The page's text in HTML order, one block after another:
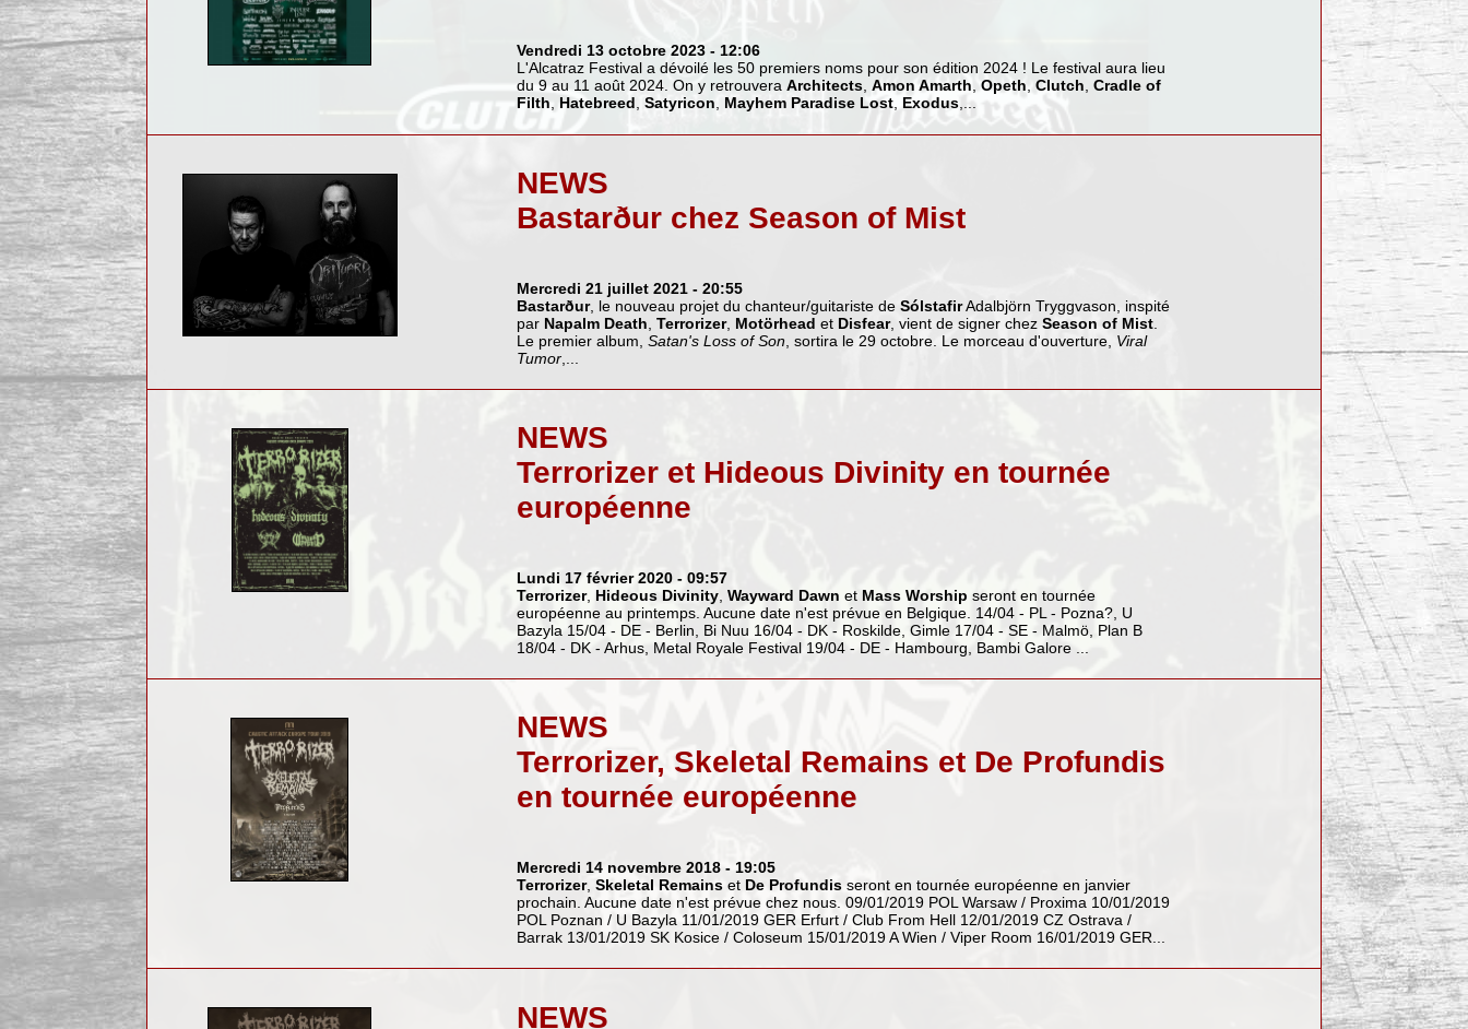
Vendredi 13 octobre 2023 - 12:06
L'Alcatraz Festival a dévoilé les 50 premiers noms pour son édition 2024 ! Le festival aura lieu
du 9 au 11 août 2024. On y retrouvera Architects, Amon Amarth, Opeth, Clutch, Cradle of
Filth, Hatebreed, Satyricon, Mayhem Paradise Lost, Exodus,...
NEWS
Bastarður chez Season of Mist
Mercredi 21 juillet 2021 - 20:55
Bastarður, le nouveau projet du chanteur/guitariste de SólstafirAdalbjörn Tryggvason, inspité
par Napalm Death Terrorizer, Motörhead et Disfear, vient de signer chez Season of Mist.
Le premier album, Satan's Loss of Son , sortira le 29 octobre. Le morceau d'ouverture, Viral
Tumor,...
NEWS
Terrorizer et Hideous Divinity en tournée
européenne
Lundi 17 février 2020 - 09:57
Terrorizer, Hideous Divinity, Wayward Dawn et Mass Worship seront en tournée
européenne au printemps. Aucune date n'est prévue en Belgique. 14/04 - PL - Pozna?, U
Bazyla 15/04 - DE - Berlin, Bi Nuu 16/04 - DK - Roskilde, Gimle 17/04 - SE - Malmö, Plan B
18/04 - DK - Arhus, Metal Royale Festival 19/04 - DE - Hambourg, Bambi Galore ...
NEWS
Terrorizer, Skeletal Remains et De Profundis
en tournée européenne
Mercredi 14 novembre 2018 - 19:05
Terrorizer, Skeletal Remainset De Profundisseront en tournée européenne en janvier
prochain. Aucune date n'est prévue chez nous. 09/01/2019 POL Warsaw / Proxima 10/01/2019
POL Poznan / U Bazyla 11/01/2019 GER Erfurt / Club From Hell 12/01/2019 CZ Ostrava /
Barrak 13/01/2019 SK Kosice / Coloseum 15/01/2019 A Wien / Viper Room 16/01/2019 GER...
NEWS